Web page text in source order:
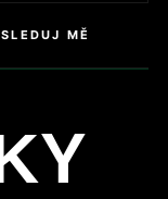
SLEDUJ MĚ